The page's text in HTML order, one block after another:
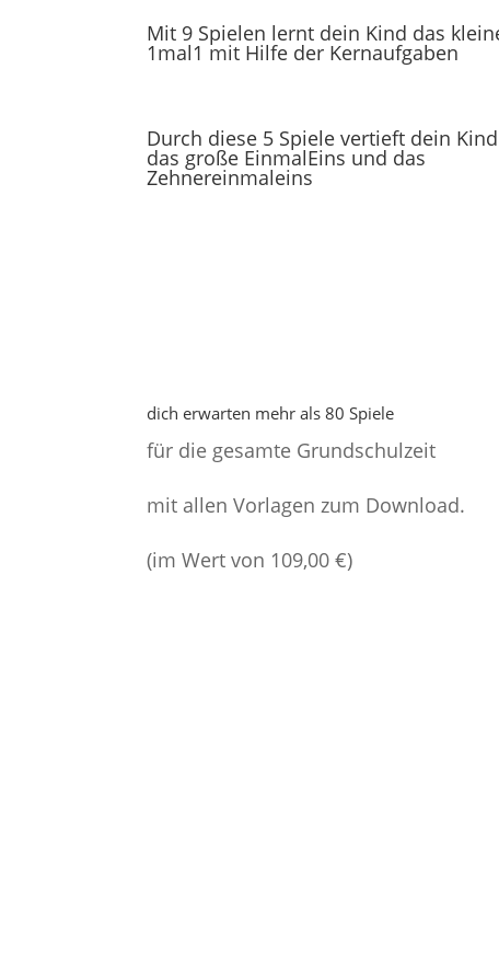
Mit 9 Spielen lernt dein Kind das
1mal1 mit Hilfe der Kernaufgaben
Durch diese 5 Spiele vertieft dein Kind
das große EinmalEins und das
Zehnereinmaleins
dich erwarten mehr als 80 Spiele
für die gesamte Grundschulzeit
mit allen Vorlagen zum Download.
(im Wert von 109,00 €)